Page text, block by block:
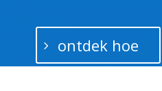
ontdek hoe